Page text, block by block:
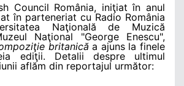
Council România, iniţiat în anul
în parteneriat cu Radio România
Naţională de Muzică
Naţional "George Enescu",
britanică a ajuns la finele
ediţii. Detalii despre ultimul
aflăm din reportajul următor: